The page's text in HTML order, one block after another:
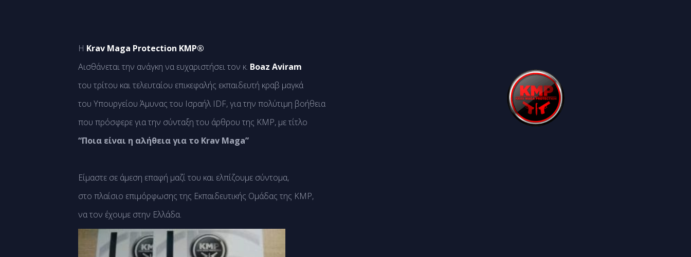
Η Krav Maga Protection KMP®
Αισθάνεται την ανάγκη να ευχαριστήσει τον κ. Boaz Aviram
του τρίτου και τελευταίου επικεφαλής εκπαιδευτή κραβ μαγκά
του Υπουργείου Άμυνας του Ισραήλ IDF, για την πολύτιμη βοήθεια
που πρόσφερε για την σύνταξη του άρθρου της KMP, με τίτλο
“Ποια είναι η αλήθεια για το Krav Maga”
Είμαστε σε άμεση επαφή μαζί του και ελπίζουμε σύντομα,
στο πλαίσιο επιμόρφωσης της Εκπαιδευτικής Ομάδας της KMP,
να τον έχουμε στην Ελλάδα.